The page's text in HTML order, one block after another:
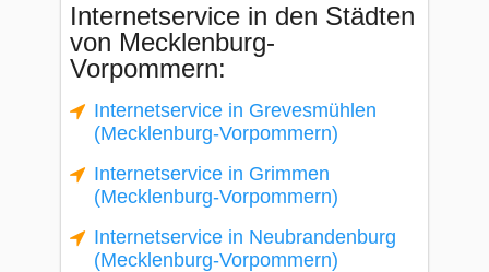
Internetservice in den Städten
von Mecklenburg-
Vorpommern:
Internetservice in Grevesmühlen
(Mecklenburg-Vorpommern)
Internetservice in Grimmen
(Mecklenburg-Vorpommern)
Internetservice in Neubrandenburg
(Mecklenburg-Vorpommern)